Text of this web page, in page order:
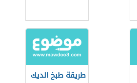
طريقة طبخ الديك